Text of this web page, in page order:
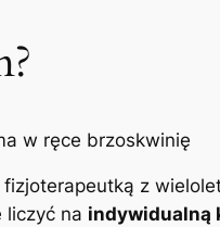
z
liczyć na indywidualną